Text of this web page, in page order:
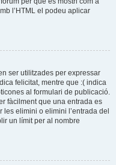
l’HTML el podeu aplicar
ser utilitzades per expressar
felicitat, mentre que :( indica
al formulari de publicació.
fàcilment que una entrada es
elimini o elimini l’entrada del
un límit per al nombre